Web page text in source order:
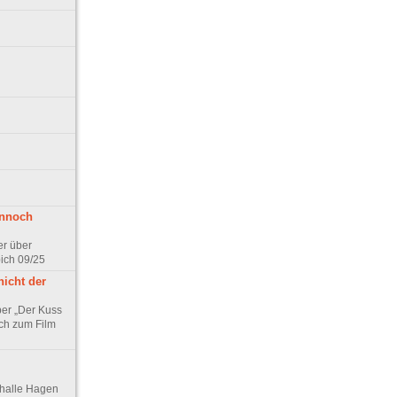
über
09/25
der
„Der Kuss
zum Film
Hagen